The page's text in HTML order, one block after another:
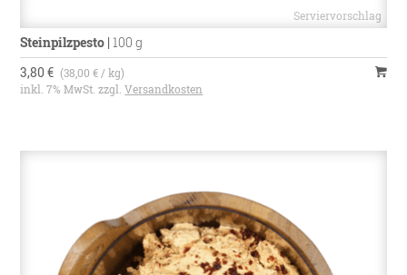
Steinpilzpesto |100 g
3,80 € (38,00 € / kg)
inkl. 7% MwSt. zzgl.Versandkosten